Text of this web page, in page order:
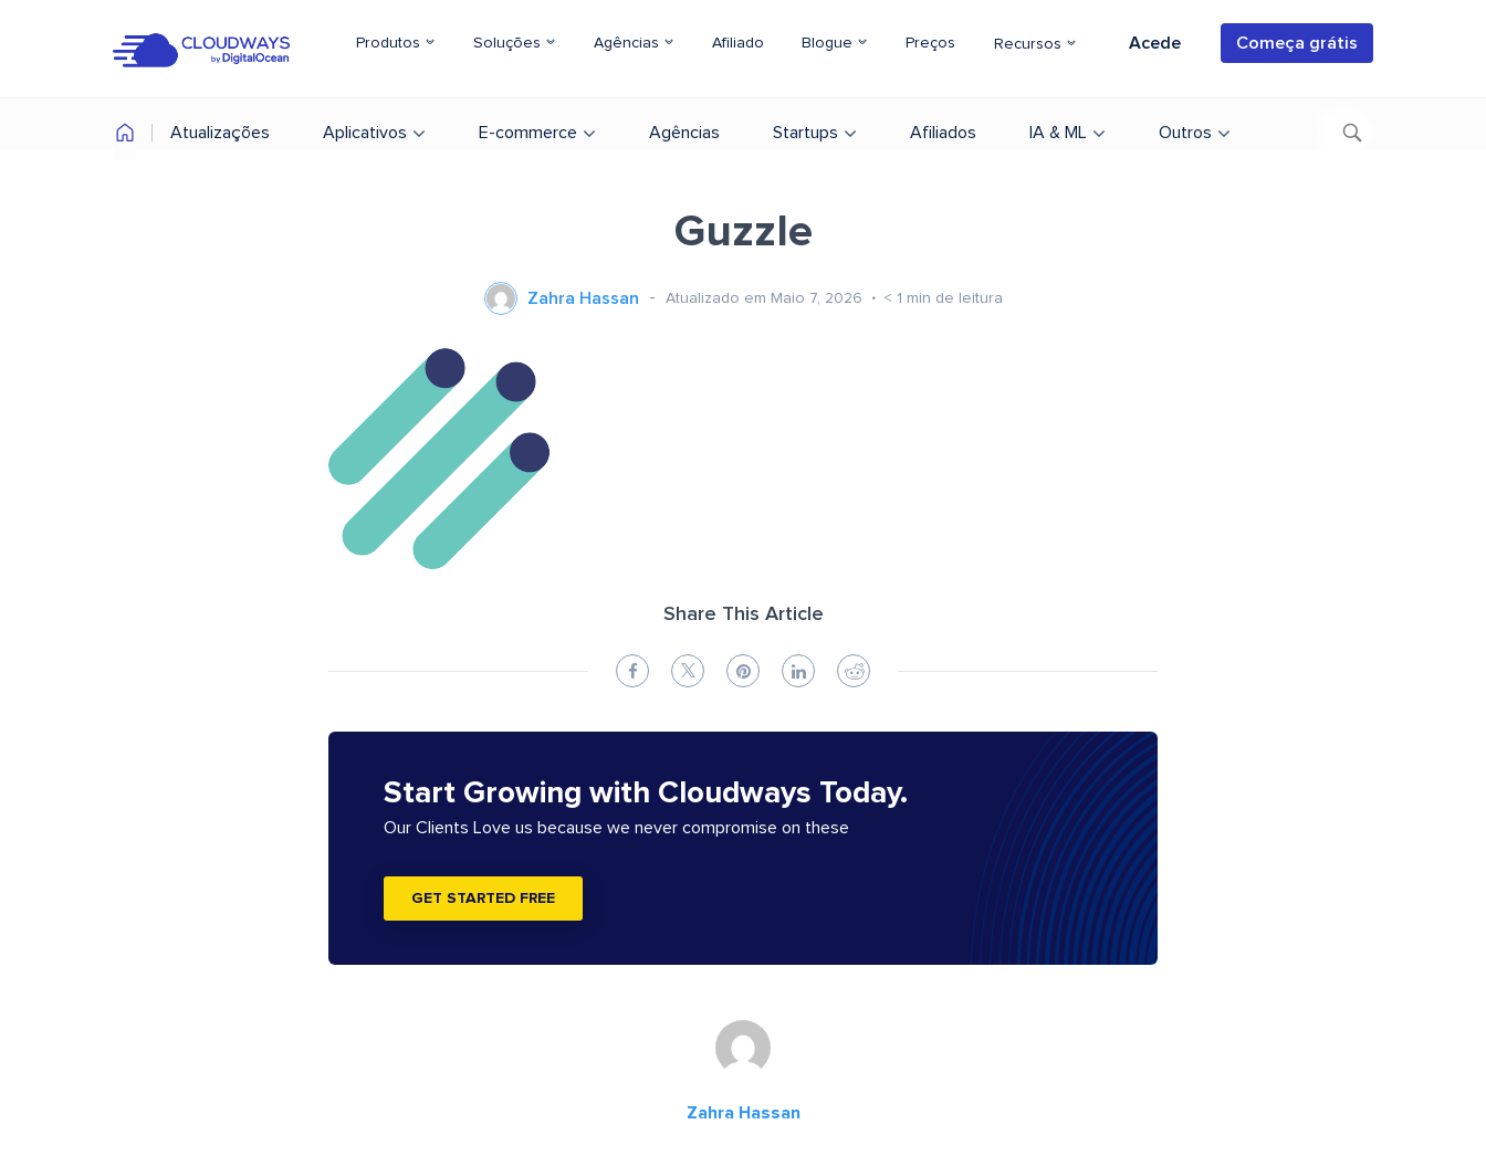
Produtos Soluções Agências Afiliado Blogue Preços Recursos Acede Começa grátis
Atualizações Aplicativos E-commerce Agências Startups Afiliados IA & ML Outros
Guzzle
Zahra Hassan Atualizado em Maio 7, 2026 < 1 min de leitura
Share This Article
Start Growing with Cloudways Today.
Our Clients Love us because we never compromise on these
GET STARTED FREE
Zahra Hassan